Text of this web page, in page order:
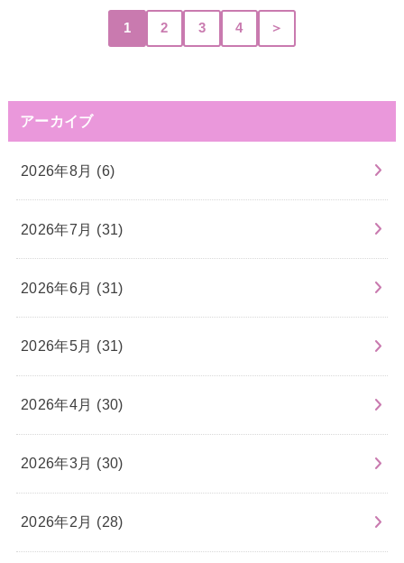
1 2 3 4 ＞
アーカイブ
2026年8月 (6)
2026年7月 (31)
2026年6月 (31)
2026年5月 (31)
2026年4月 (30)
2026年3月 (30)
2026年2月 (28)